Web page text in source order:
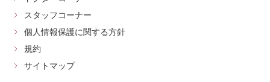
スタッフコーナー
個人情報保護に関する方針
規約
サイトマップ